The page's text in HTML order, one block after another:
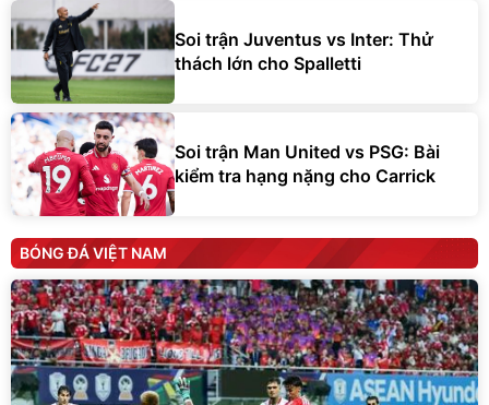
Soi trận Juventus vs Inter: Thử
thách lớn cho Spalletti
Soi trận Man United vs PSG: Bài
kiểm tra hạng nặng cho Carrick
BÓNG ĐÁ VIỆT NAM